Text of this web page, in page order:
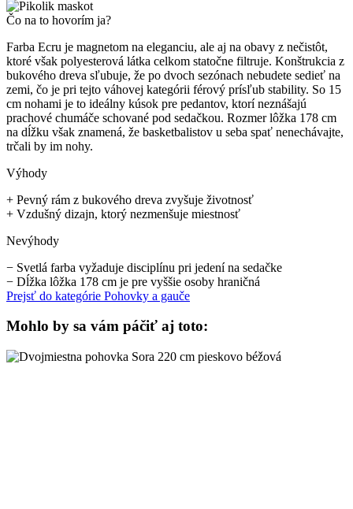
Čo na to hovorím ja?
Farba Ecru je magnetom na eleganciu, ale aj na obavy z nečistôt,
ktoré však polyesterová látka celkom statočne filtruje. Konštrukcia z
bukového dreva sľubuje, že po dvoch sezónach nebudete sedieť na
zemi, čo je pri tejto váhovej kategórii férový prísľub stability. So 15
cm nohami je to ideálny kúsok pre pedantov, ktorí neznášajú
prachové chumáče schované pod sedačkou. Rozmer lôžka 178 cm
na dĺžku však znamená, že basketbalistov u seba spať nenechávajte,
trčali by im nohy.
Výhody
+ Pevný rám z bukového dreva zvyšuje životnosť
+ Vzdušný dizajn, ktorý nezmenšuje miestnosť
Nevýhody
− Svetlá farba vyžaduje disciplínu pri jedení na sedačke
− Dĺžka lôžka 178 cm je pre vyššie osoby hraničná
Prejsť do kategórie Pohovky a gauče
Mohlo by sa vám páčiť aj toto: